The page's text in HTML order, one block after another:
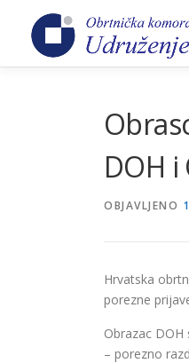
sadržaj
DOH i
OBJAVLJENO
Hrvatska
porezne
Obrazac
– porezno